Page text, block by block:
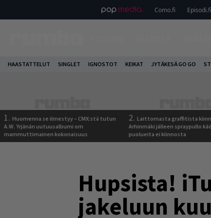
Como.fi Episodi.fi
HAASTATTELUT SINGLET IGNOSTOT KEIKAT JYTÄKESÄ GO GO
1. Huomenna se ilmestyy – CMX:stä tutun
A.W. Yrjänän uutuusalbumi om
mammuttimainen kokonaisuus
2. Laittomasta graffitista
Arhinmäki jälleen spraypullo
puolueita ei kiinnosta
Hupsista!
jakeluun